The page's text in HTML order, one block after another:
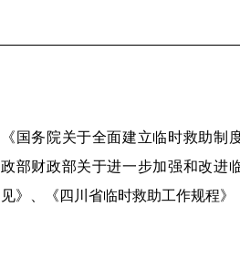
《国务院关于全面建立临时救助制
政部财政部关于进一步加强和改进
见》、《四川省临时救助工作规程》